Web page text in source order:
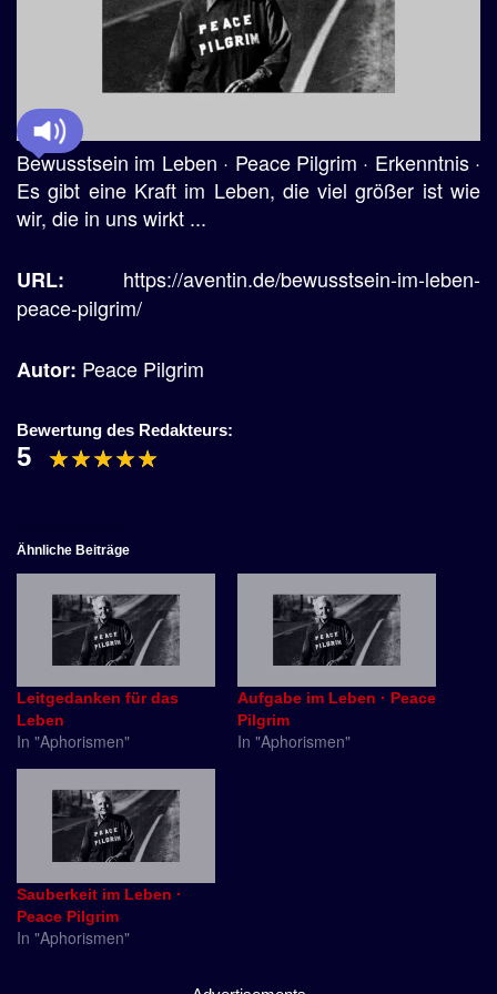
Bewusstsein im Leben · Peace Pilgrim · Erkenntnis ·
Es gibt eine Kraft im Leben, die viel größer ist wie
wir, die in uns wirkt ...
URL: https://aventin.de/bewusstsein-im-leben-
peace-pilgrim/
Autor: Peace Pilgrim
Bewertung des Redakteurs:
5
Ähnliche Beiträge
Leitgedanken für das
Leben
In "Aphorismen"
Aufgabe im Leben · Peace
Pilgrim
In "Aphorismen"
Sauberkeit im Leben ·
Peace Pilgrim
In "Aphorismen"